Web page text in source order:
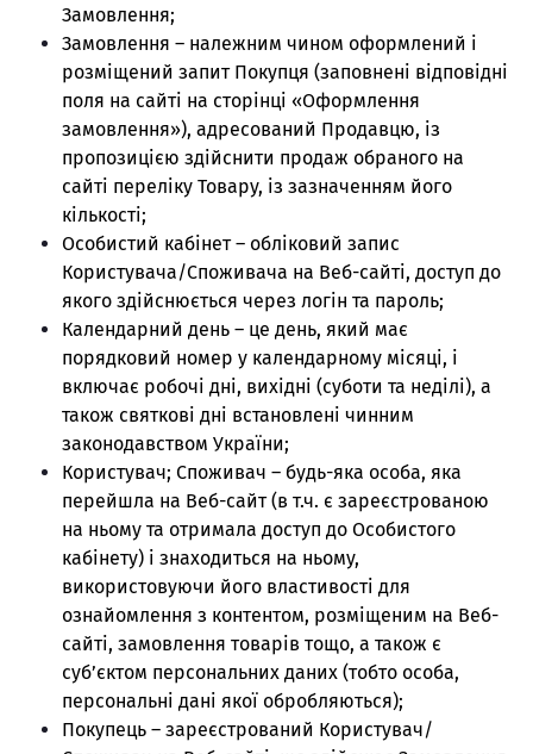
Замовлення;
Замовлення – належним чином оформлений і
розміщений запит Покупця (заповнені відповідні
поля на сайті на сторінці «Оформлення
замовлення»), адресований Продавцю, із
пропозицією здійснити продаж обраного на
сайті переліку Товару, із зазначенням його
кількості;
Особистий кабінет – обліковий запис
Користувача/Споживача на Веб-сайті, доступ до
якого здійснюється через логін та пароль;
Календарний день – це день, який має
порядковий номер у календарному місяці, і
включає робочі дні, вихідні (суботи та неділі), а
також святкові дні встановлені чинним
законодавством України;
Користувач; Споживач – будь-яка особа, яка
перейшла на Веб-сайт (в т.ч. є зареєстрованою
на ньому та отримала доступ до Особистого
кабінету) і знаходиться на ньому,
використовуючи його властивості для
ознайомлення з контентом, розміщеним на Веб-
сайті, замовлення товарів тощо, а також є
суб’єктом персональних даних (тобто особа,
персональні дані якої обробляються);
Покупець – зареєстрований Користувач/